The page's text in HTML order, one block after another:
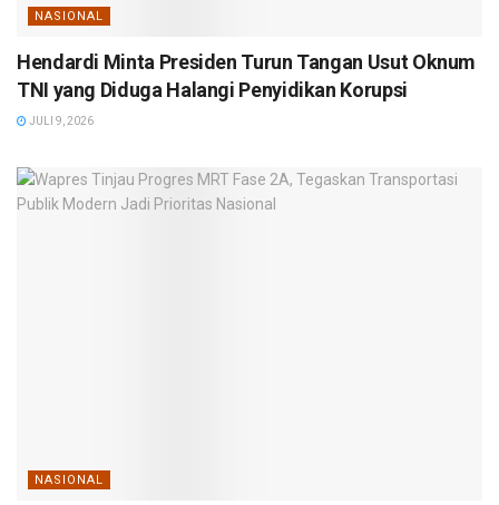
NASIONAL
Hendardi Minta Presiden Turun Tangan Usut Oknum
TNI yang Diduga Halangi Penyidikan Korupsi
JULI 9, 2026
NASIONAL